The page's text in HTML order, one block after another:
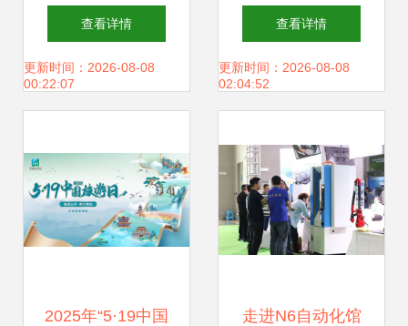
管理经营理念幻灯
片16素材ppt模板
查看详情
更新时间：2026-08-08
00:22:07
理系统祝大家新年
快乐
查看详情
更新时间：2026-08-08
02:04:52
2025年“5·19中国 走进N6自动化馆